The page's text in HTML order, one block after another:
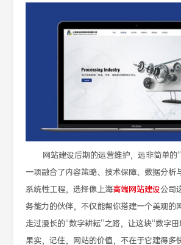
网站建设后期的运营维护，远非简单的
一项融合了内容策略、技术保障、数据分析
系统性工程，选择像上海高端网站建设公司
务能力的伙伴，不仅能帮你搭建一个美观的
走过漫长的“数字耕耘”之路，让这块“数字
果实，记住，网站的价值，不在于它建得多